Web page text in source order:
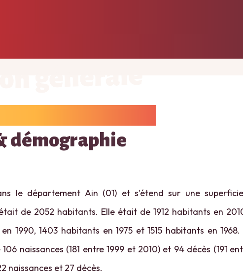
démographie
le département Ain (01) et s'étend sur une
de 2052 habitants. Elle était de 1912 habitants en
1990, 1403 habitants en 1975 et 1515 habitants en
naissances (181 entre 1999 et 2010) et 94 décès (191
naissances et 27 décès.